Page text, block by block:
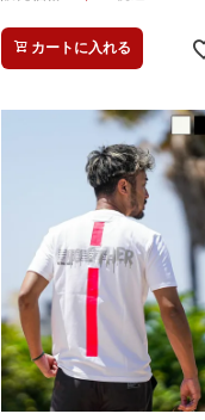
カートに入れる